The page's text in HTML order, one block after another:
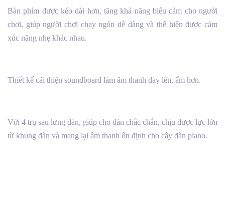
Bàn phím được kéo dài hơn, tăng khả năng biểu cảm cho người
chơi, giúp người chơi chạy ngón dễ dàng và thể hiện được cảm
xúc nặng nhẹ khác nhau.
Thiết kế cải thiện soundboard làm âm thanh dày lên, ấm hơn.
Với 4 trụ sau lưng đàn, giúp cho đàn chắc chắn, chịu được lực lớn
từ khung đàn và mang lại âm thanh ổn định cho cây đàn piano.